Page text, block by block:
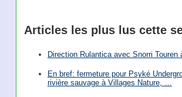
Articles les plus lus cette
Direction Rulantica avec Snorri Touren
En bref: fermeture pour Psyké
rivière sauvage à Villages Nature, …